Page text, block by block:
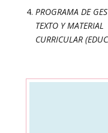
PROGRAMA DE
TEXTO Y MATERIAL
CURRICULAR